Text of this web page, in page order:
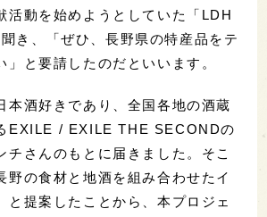
活動を始めようとしていた「LDH
き、「ぜひ、長野県の特産品をテ
」と要請したのだといいます。
本酒好きであり、全国各地の酒蔵
EXILE / EXILE THE SECONDの
チさんのもとに届きました。そこ
野の食材と地酒を組み合わせたイ
と提案したことから、本プロジェ